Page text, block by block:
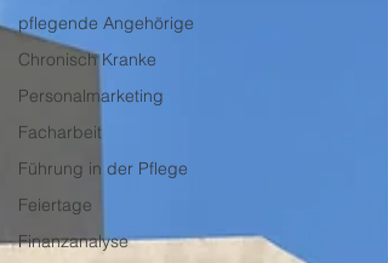
pflegende Angehörige
Chronisch Kranke
Personalmarketing
Facharbeit
Führung in der Pflege
Feiertage
Finanzanalyse